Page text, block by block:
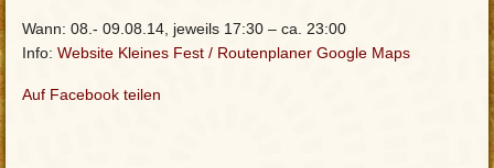
Wann: 08.- 09.08.14, jeweils 17:30 – ca. 23:00
Info: Website Kleines Fest / Routenplaner Google Maps
Auf Facebook teilen